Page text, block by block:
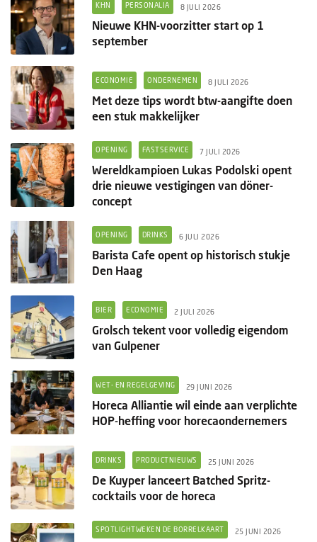
KHN PERSONALIA 8 JULI 2026
Nieuwe KHN-voorzitter start op 1
september
ECONOMIE ONDERNEMEN 8 JULI 2026
Met deze tips wordt btw-aangifte doen
een stuk makkelijker
OPENING FASTSERVICE 7 JULI 2026
Wereldkampioen Lukas Podolski opent
drie nieuwe vestigingen van döner-
concept
OPENING DRINKS 6 JULI 2026
Barista Cafe opent op historisch stukje
Den Haag
BIER ECONOMIE 2 JULI 2026
Grolsch tekent voor volledig eigendom
van Gulpener
WET- EN REGELGEVING 29 JUNI 2026
Horeca Alliantie wil einde aan verplichte
HOP-heffing voor horecaondernemers
DRINKS PRODUCTNIEUWS 25 JUNI 2026
De Kuyper lanceert Batched Spritz-
cocktails voor de horeca
SPOTLIGHTWEKEN DE BORRELKAART 25 JUNI 2026